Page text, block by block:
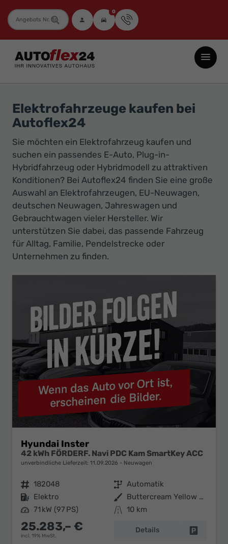
Fahrzeugnummer 0
Autoflex24
GmbH
Neuwagen
Jahreswagen
und
Gebrauchtwagen
zu
Top-
Preisen
-
Ihr
Innovatives
Autohaus
Elektrofahrzeuge kaufen bei
Autoflex24
Sie möchten ein Elektrofahrzeug kaufen und
suchen ein passendes E-Auto, Plug-in-
Hybridfahrzeug oder Hybridmodell zu attraktiven
Konditionen? Bei Autoflex24 finden Sie eine große
Auswahl an Elektrofahrzeugen, EU-Neuwagen,
deutschen Neuwagen, Jahreswagen und
Gebrauchtwagen vieler Hersteller. Wir
unterstützen Sie dabei, das passende Fahrzeug
für Alltag, Familie, Pendelstrecke oder
Unternehmen zu finden.
Hyundai Inster
42 kWh FÖRDERF. Navi PDC Kam SmartKey ACC
unverbindliche Lieferzeit: 11.09.2026 Neuwagen
Fahrzeugnr. 182048 Getriebe Automatik
Kraftstoff Elektro Außenfarbe
Buttercream Yellow Mineraleffekt
Leistung 71 kW (97 PS) Kilometerstand 10 km
25.283,– €
incl. 19% MwSt.
Details